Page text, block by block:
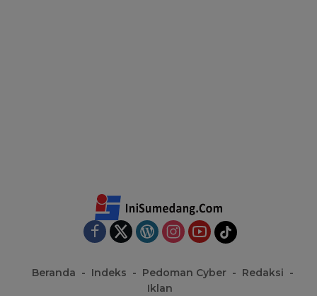
Beranda Indeks Pedoman Cyber
Redaksi
Iklan